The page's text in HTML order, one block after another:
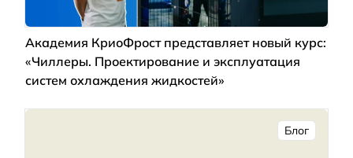
Академия КриоФрост представляет новый курс:
«Чиллеры. Проектирование и эксплуатация
систем охлаждения жидкостей»
Блог